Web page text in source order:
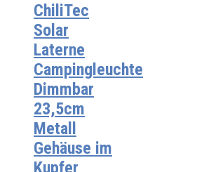
ChiliTec
Solar
Laterne
Campingleuchte
Dimmbar
23,5cm
Metall
Gehäuse im
Kupfer